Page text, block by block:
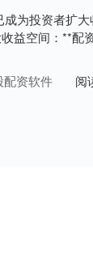
为投资者扩
益空间：**配
配资软件 阅